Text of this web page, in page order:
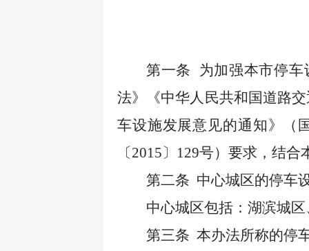
第一条
为加强本市停
法》《中华人民共和国道路
车设施发展意见的通知》（
〔2015〕129号）要求，结
第二条 中心城区的停车
中心城区包括：湖滨城
第三条 本办法所称的停